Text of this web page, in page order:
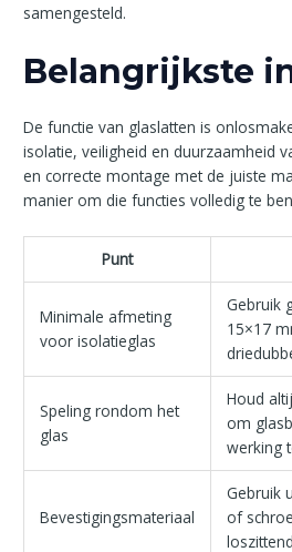
samengesteld.
Belangrijkste
De functie van glaslatten is
isolatie, veiligheid en duurzaamheid
en correcte montage met de juiste
manier om die functies volledig te
Punt
Minimale afmeting
voor isolatieglas
Gebruik
15×17
Speling rondom het
glas
Houd
om
werking
Bevestigingsmateriaal
Gebruik
of